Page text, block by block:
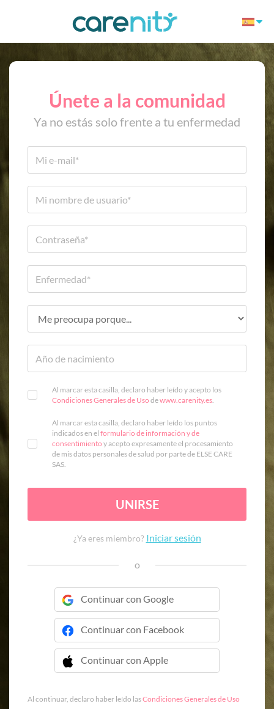
Únete a la comunidad
Ya no estás solo frente a tu enfermedad
Al marcar esta casilla, declaro haber leído y acepto los
Condiciones Generales de Uso dewww.carenity.es.
Al marcar esta casilla, declaro haber leído los puntos
indicados en el formulario de información y de
consentimiento y acepto expresamente el procesamiento
de mis datos personales de salud por parte de ELSE CARE
SAS.
UNIRSE
¿Ya eres miembro? Iniciar sesión
o
Continuar con Google
Continuar con Facebook
Continuar con Apple
 Continuar con Apple
Al continuar, declaro haber leído lasCondiciones Generales de Uso